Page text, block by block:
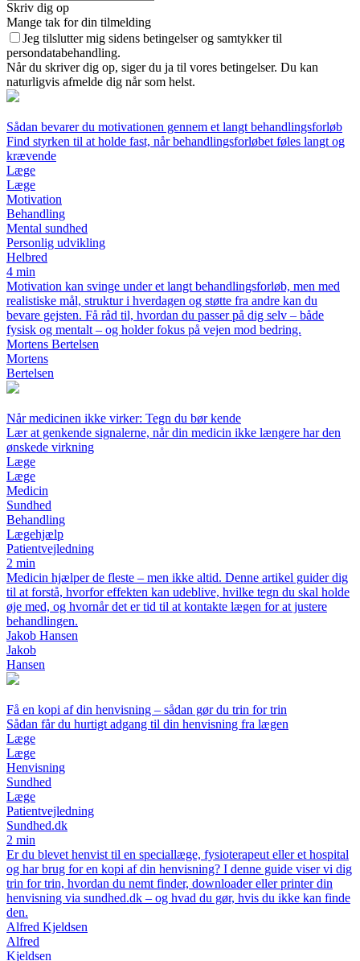
Skriv dig op
Mange tak for din tilmelding
Jeg tilslutter mig sidens betingelser og samtykker til
persondatabehandling.
Når du skriver dig op, siger du ja til vores betingelser. Du kan
naturligvis afmelde dig når som helst.
Sådan bevarer du motivationen gennem et langt behandlingsforløb
Find styrken til at holde fast, når behandlingsforløbet føles langt og
krævende
Læge
Læge
Motivation
Behandling
Mental sundhed
Personlig udvikling
Helbred
4 min
Motivation kan svinge under et langt behandlingsforløb, men med
realistiske mål, struktur i hverdagen og støtte fra andre kan du
bevare gejsten. Få råd til, hvordan du passer på dig selv – både
fysisk og mentalt – og holder fokus på vejen mod bedring.
Mortens Bertelsen
Mortens
Bertelsen
Når medicinen ikke virker: Tegn du bør kende
Lær at genkende signalerne, når din medicin ikke længere har den
ønskede virkning
Læge
Læge
Medicin
Sundhed
Behandling
Lægehjælp
Patientvejledning
2 min
Medicin hjælper de fleste – men ikke altid. Denne artikel guider dig
til at forstå, hvorfor effekten kan udeblive, hvilke tegn du skal holde
øje med, og hvornår det er tid til at kontakte lægen for at justere
behandlingen.
Jakob Hansen
Jakob
Hansen
Få en kopi af din henvisning – sådan gør du trin for trin
Sådan får du hurtigt adgang til din henvisning fra lægen
Læge
Læge
Henvisning
Sundhed
Læge
Patientvejledning
Sundhed.dk
2 min
Er du blevet henvist til en speciallæge, fysioterapeut eller et hospital
og har brug for en kopi af din henvisning? I denne guide viser vi dig
trin for trin, hvordan du nemt finder, downloader eller printer din
henvisning via sundhed.dk – og hvad du gør, hvis du ikke kan finde
den.
Alfred Kjeldsen
Alfred
Kjeldsen